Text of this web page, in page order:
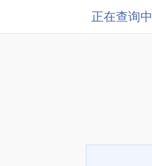
正在查询中